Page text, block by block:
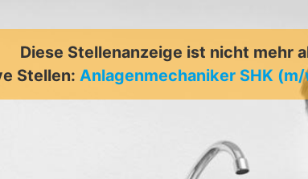
Diese Stellenanzeige ist nicht mehr
Stellen: Anlagenmechaniker SHK